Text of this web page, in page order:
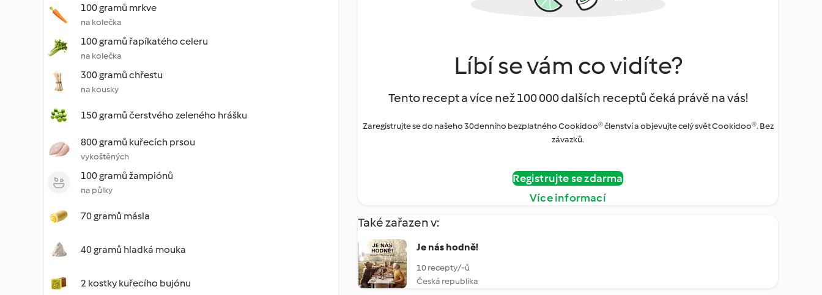
100 gramů mrkve
na kolečka
100 gramů řapíkatého celeru
na kolečka
300 gramů chřestu
na kousky
150 gramů čerstvého zeleného hrášku
800 gramů kuřecích prsou
vykoštěných
100 gramů žampiónů
na půlky
70 gramů másla
40 gramů hladká mouka
2 kostky kuřecího bujónu
Líbí se vám co vidíte?
Tento recept a více než 100 000 dalších receptů čeká právě na vás!
Zaregistrujte se do našeho 30denního bezplatného Cookidoo® členství a objevujte celý svět Cookidoo®. Bez
závazků.
Registrujte se zdarma
Více informací
Také zařazen v:
Je nás hodně!
10 recepty/-ů
Česká republika